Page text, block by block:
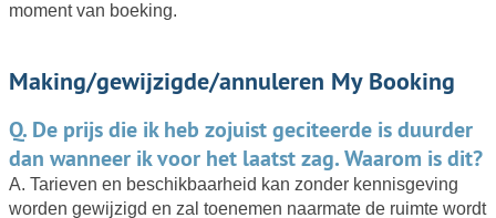
moment van boeking.
Making/gewijzigde/annuleren My Booking
Q. De prijs die ik heb zojuist geciteerde is duurder
dan wanneer ik voor het laatst zag. Waarom is dit?
A. Tarieven en beschikbaarheid kan zonder kennisgeving
worden gewijzigd en zal toenemen naarmate de ruimte wordt